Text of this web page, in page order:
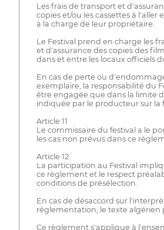
Les frais de transport et
copies et/ou les cassettes à l'aller
à la charge de leur propriétaire.
Le Festival prend en charge les
et d'assurance des copies des
dans et entre les locaux officiels
En cas de perte ou
exemplaire, la responsabilité du
être engagée que dans la limite
indiquée par le producteur sur la
Article 11
Le commissaire du festival a le
les cas non prévus dans ce
Article 12
La participation au Festival
ce règlement et le respect
conditions de présélection.
En cas de désaccord sur
réglementation, le texte algérien
Ce règlement s'applique à